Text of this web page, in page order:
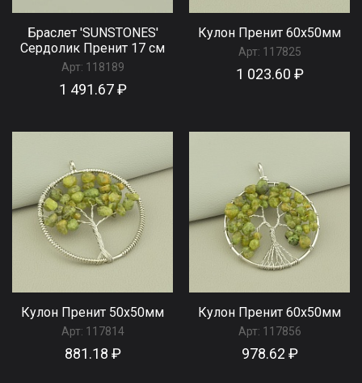
Браслет 'SUNSTONES'
Сердолик Пренит 17 см
Арт: 118189
1 491.67 ₽
Кулон Пренит 60x50мм
Арт: 117825
1 023.60 ₽
Кулон Пренит 50x50мм
Арт: 117814
881.18 ₽
Кулон Пренит 60x50мм
Арт: 117856
978.62 ₽